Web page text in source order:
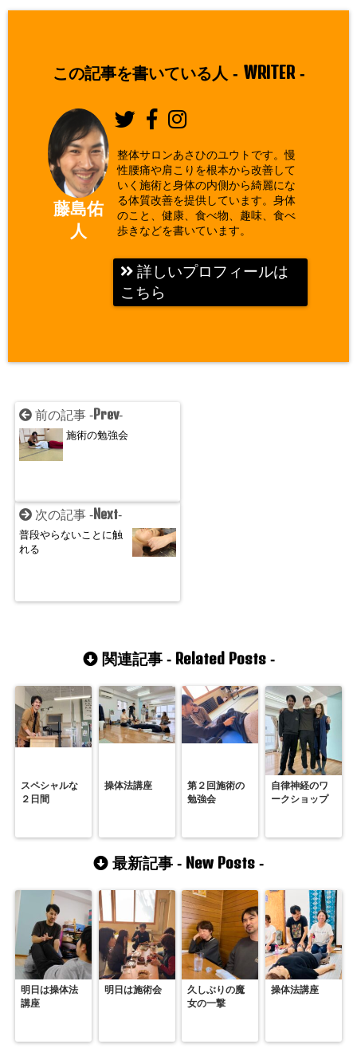
この記事を書いている人 - WRITER-
藤島佑
人
整体サロンあさひのユウトです。慢
性腰痛や肩こりを根本から改善して
いく施術と身体の内側から綺麗にな
る体質改善を提供しています。身体
のこと、健康、食べ物、趣味、食べ
歩きなどを書いています。
詳しいプロフィールは
こちら
前の記事 -Prev-
施術の勉強会
次の記事 -Next-
普段やらないことに触
れる
関連記事 - Related Posts-
スペシャルな
２日間
操体法講座
第２回施術の
勉強会
自律神経のワ
ークショップ
最新記事 - New Posts -
明日は操体法
講座
明日は施術会
久しぶりの魔
女の一撃
操体法講座